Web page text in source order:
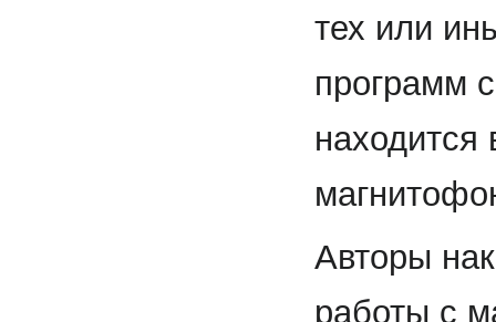
тех или
программ
находится
Авторы
работы с